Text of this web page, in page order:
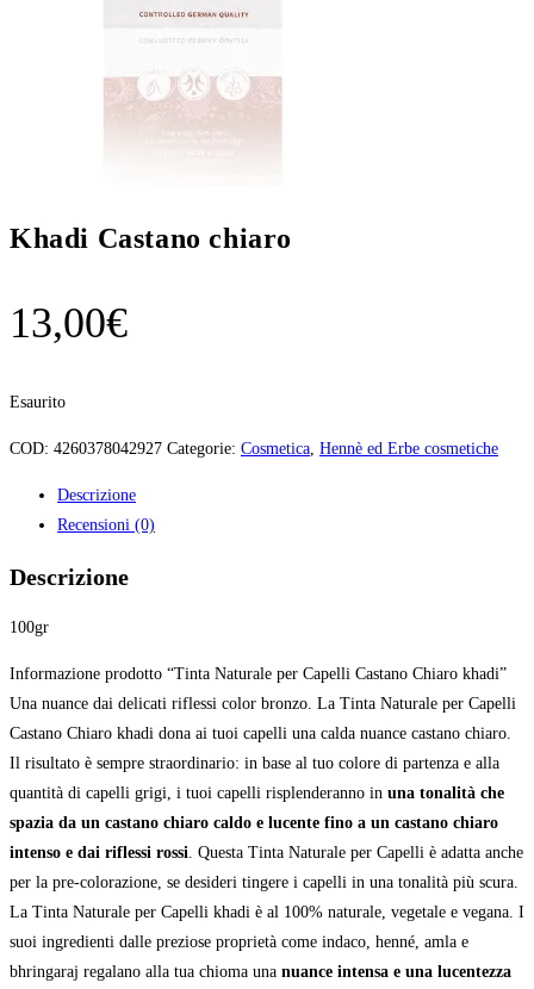
Khadi Castano chiaro
13,00€
Esaurito
COD: 4260378042927 Categorie: Cosmetica Hennè ed Erbe cosmetiche
Descrizione
Recensioni (0)
Descrizione
100gr
Informazione prodotto “Tinta Naturale per Capelli Castano Chiaro khadi”
Una nuance dai delicati riflessi color bronzo. La Tinta Naturale per Capelli
Castano Chiaro khadi dona ai tuoi capelli una calda nuance castano chiaro.
Il risultato è sempre straordinario: in base al tuo colore di partenza e alla
quantità di capelli grigi, i tuoi capelli risplenderanno in una tonalità che
spazia da un castano chiaro caldo e lucente fino a un castano chiaro
intenso e dai riflessi rossi. Questa Tinta Naturale per Capelli è adatta anche
per la pre-colorazione, se desideri tingere i capelli in una tonalità più scura.
La Tinta Naturale per Capelli khadi è al 100% naturale, vegetale e vegana. I
suoi ingredienti dalle preziose proprietà come indaco, henné, amla e
bhringaraj regalano alla tua chioma una nuance intensa e una lucentezza